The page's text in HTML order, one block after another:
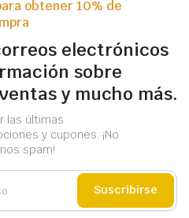
obtener 10% de
electrónicos
sobre
y mucho más.
las últimas
y cupones. ¡No
spam!
Suscribirse